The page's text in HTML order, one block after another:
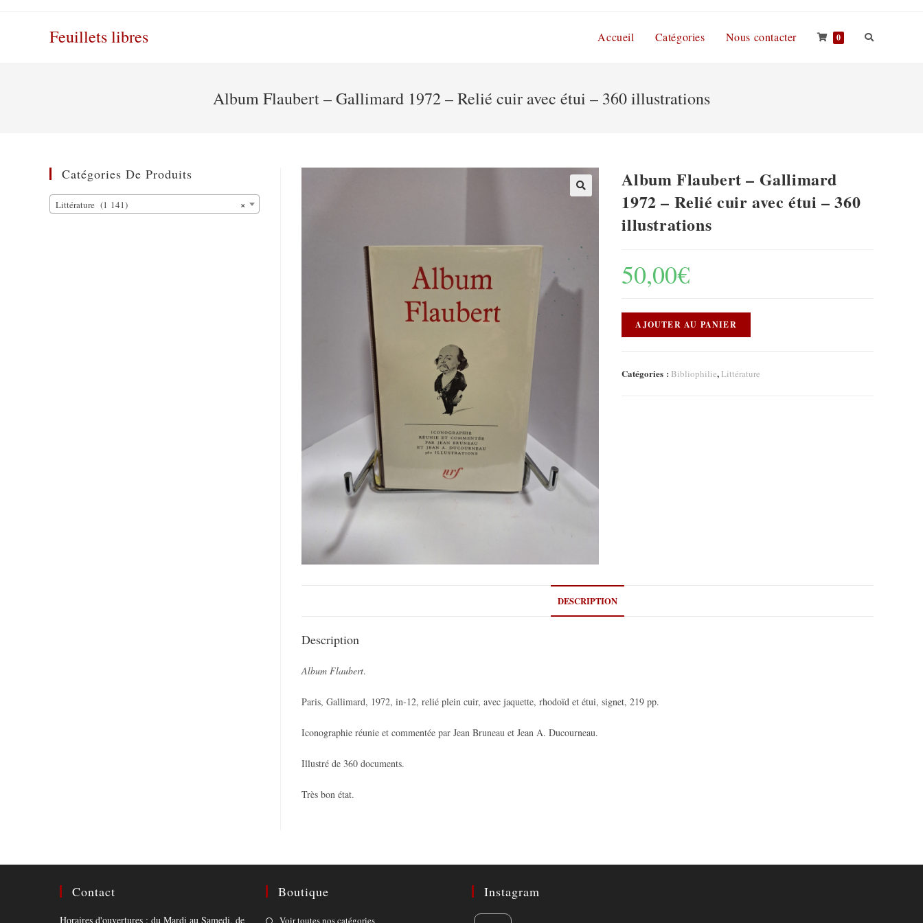
Feuillets libres Accueil Catégories Nous contacter 0
Album Flaubert – Gallimard 1972 – Relié cuir avec étui – 360 illustrations
Album Flaubert – Gallimard
1972 – Relié cuir avec étui – 360
illustrations
50,00€
AJOUTER AU PANIER
Catégories : Bibliophilie,Littérature
DESCRIPTION
Description
Album Flaubert.
Paris, Gallimard, 1972, in‑12, relié plein cuir, avec jaquette, rhodoïd et étui, signet, 219 pp.
Iconographie réunie et commentée par Jean Bruneau et Jean A. Ducourneau.
Illustré de 360 documents.
Très bon état.
Catégories De Produits
×
Littérature (1 141)
Contact
Horaires d'ouvertures : du Mardi au Samedi, de
Boutique
Voir toutes nos catégoriesOpens
Instagram